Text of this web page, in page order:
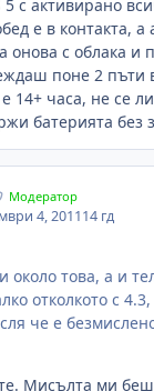
с активирано
е в контакта, а
онова с облака и
поне 2 пъти
14+ часа, не се
батерията без
Модератор
4, 201114 гд
около това, а и
отколкото с
че е
Мисълта ми